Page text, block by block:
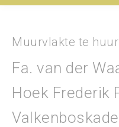
Muurvlakte te huur
Fa. van der
Hoek Frederik
Valkenboskade